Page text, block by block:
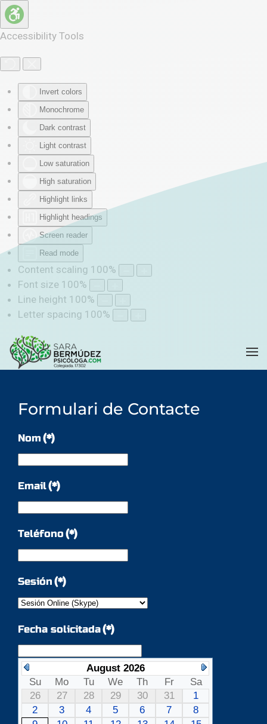
Accessibility Tools
Invert colors
Monochrome
Dark contrast
Light contrast
Low saturation
High saturation
Highlight links
Highlight headings
Screen reader
Read mode
Content scaling 100%
Font size 100%
Line height 100%
Letter spacing 100%
Skip to main content
Formulari de Contacte
Nom(*)
Email(*)
Teléfono(*)
Sesión(*)
Fecha solicitada(*)
August 2026
Su
Mo Tu We Th Fr
Sa
26
27 28 29 30 31
1
2
3 4 5 6 7
8